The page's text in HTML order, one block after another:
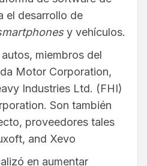
el desarrollo de
y vehículos.
miembros del
Motor Corporation,
Industries Ltd. (FHI)
Son también
proveedores tales
and Xevo
en aumentar